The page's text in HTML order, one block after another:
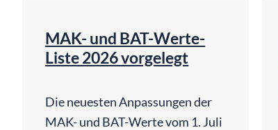
MAK- und BAT-Werte-
Liste 2026 vorgelegt
Die neuesten Anpassungen der
MAK- und BAT-Werte vom 1. Juli